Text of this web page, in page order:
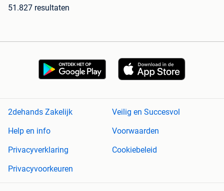
51.827 resultaten
2dehands Zakelijk
Veilig en Succesvol
Help en info
Voorwaarden
Privacyverklaring
Cookiebeleid
Privacyvoorkeuren